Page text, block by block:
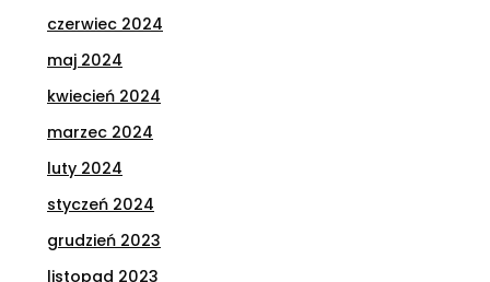
czerwiec 2024
maj 2024
kwiecień 2024
marzec 2024
luty 2024
styczeń 2024
grudzień 2023
listopad 2023